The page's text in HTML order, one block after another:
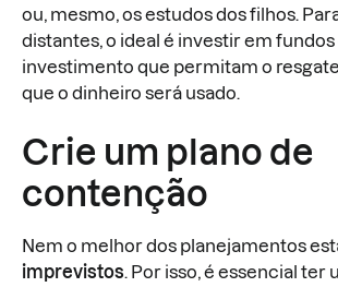
ou, mesmo, os estudos dos filhos.
distantes, o ideal é investir em fundos
investimento que permitam o
que o dinheiro será usado.
Crie um plano de
contenção
Nem o melhor dos planejamentos
imprevistos. Por isso, é essencial ter